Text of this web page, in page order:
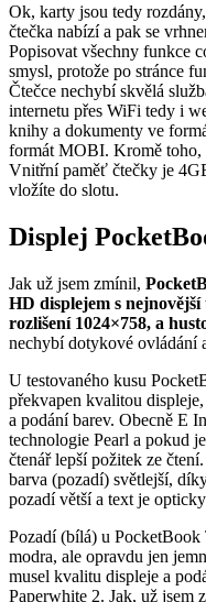
Ok, karty jsou tedy
čtečka nabízí a pak se
Popisovat všechny funkce
smysl, protože po stránce
Čtečce nechybí skvělá
internetu přes WiFi tedy i
knihy a dokumenty ve
formát MOBI. Kromě toho,
Vnitřní paměť čtečky je
vložíte do slotu.
Displej
Jak už jsem zmínil,
HD displejem s
rozlišení 1024×758, a
nechybí dotykové ovládání
U testovaného kusu
překvapen kvalitou
a podání barev. Obecně E
technologie Pearl a pokud
čtenář lepší požitek ze
barva (pozadí) světlejší,
pozadí větší a text je
Pozadí (bílá) u
modra, ale opravdu jen
musel kvalitu displeje a
Paperwhite 2. Jak, už jsem